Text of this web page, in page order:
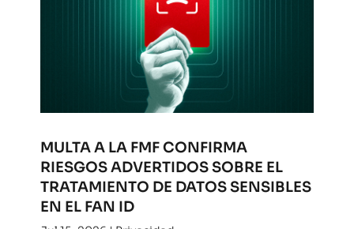
MULTA A LA FMF CONFIRMA
RIESGOS ADVERTIDOS SOBRE EL
TRATAMIENTO DE DATOS SENSIBLES
EN EL FAN ID